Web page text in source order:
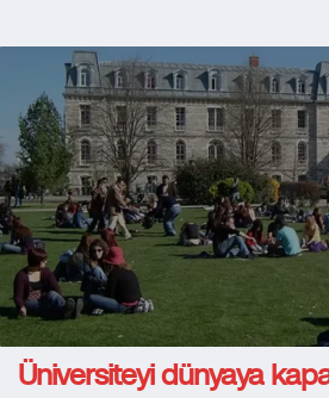
Üniversiteyi dünyaya